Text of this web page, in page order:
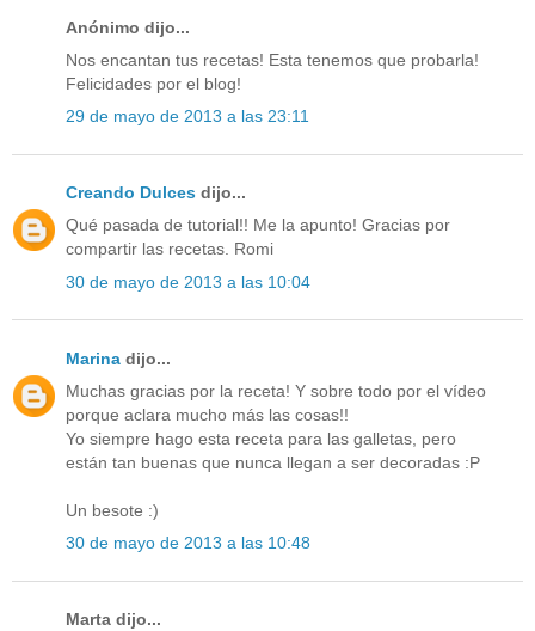
Anónimo dijo...
Nos encantan tus recetas! Esta tenemos que probarla!
Felicidades por el blog!
29 de mayo de 2013 a las 23:11
Creando Dulces dijo...
Qué pasada de tutorial!! Me la apunto! Gracias por
compartir las recetas. Romi
30 de mayo de 2013 a las 10:04
Marina dijo...
Muchas gracias por la receta! Y sobre todo por el vídeo
porque aclara mucho más las cosas!!
Yo siempre hago esta receta para las galletas, pero
están tan buenas que nunca llegan a ser decoradas :P
Un besote :)
30 de mayo de 2013 a las 10:48
Marta dijo...